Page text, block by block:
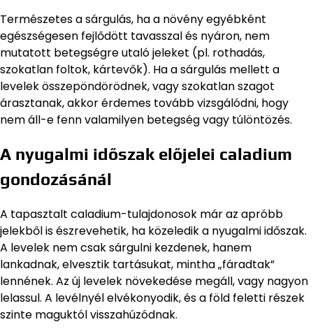
Természetes a sárgulás, ha a növény egyébként
egészségesen fejlődött tavasszal és nyáron, nem
mutatott betegségre utaló jeleket (pl. rothadás,
szokatlan foltok, kártevők). Ha a sárgulás mellett a
levelek összepöndörödnek, vagy szokatlan szagot
árasztanak, akkor érdemes tovább vizsgálódni, hogy
nem áll-e fenn valamilyen betegség vagy túlöntözés.
A nyugalmi időszak előjelei caladium
gondozásánál
A tapasztalt caladium-tulajdonosok már az apróbb
jelekből is észrevehetik, ha közeledik a nyugalmi időszak.
A levelek nem csak sárgulni kezdenek, hanem
lankadnak, elvesztik tartásukat, mintha „fáradtak”
lennének. Az új levelek növekedése megáll, vagy nagyon
lelassul. A levélnyél elvékonyodik, és a föld feletti részek
szinte maguktól visszahúzódnak.